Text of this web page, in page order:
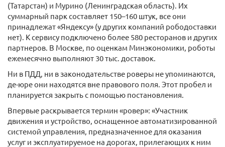
(Татарстан) и Мурино (Ленинградская область). Их
суммарный парк составляет 150–160 штук, все они
принадлежат «Яндексу» (у других компаний рободоставки
нет). К сервису подключено более 580 ресторанов и других
партнеров. В Москве, по оценкам Минэкономики, роботы
ежемесячно выполняют 30 тыс. доставок.
Ни в ПДД, ни в законодательстве роверы не упоминаются,
де-юре они находятся вне правового поля. Этот пробел и
планируется закрыть с помощью постановления.
Впервые раскрывается термин «ровер»: «Участник
движения и устройство, оснащенное автоматизированной
системой управления, предназначенное для оказания
услуг и эксплуатируемое на дорогах, прилегающих к ним